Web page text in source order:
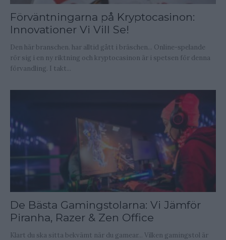
Förväntningarna på Kryptocasinon:
Innovationer Vi Vill Se!
Den här branschen. har alltid gått i bräschen... Online-spelande
rör sig i en ny riktning och kryptocasinon är i spetsen för denna
förvandling. I takt...
De Bästa Gamingstolarna: Vi Jämför
Piranha, Razer & Zen Office
Klart du ska sitta bekvämt när du gamear... Vilken gamingstol är